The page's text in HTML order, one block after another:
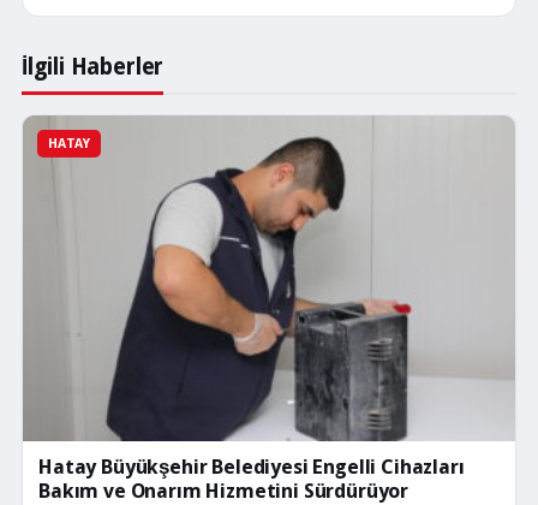
İlgili Haberler
HATAY
Hatay Büyükşehir Belediyesi Engelli Cihazları
Bakım ve Onarım Hizmetini Sürdürüyor